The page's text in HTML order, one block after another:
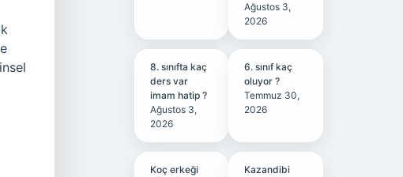
Ağustos 3,
2026
8. sınıfta kaç
ders var
imam hatip ?
Ağustos 3,
2026
6. sınıf kaç
oluyor ?
Temmuz 30,
2026
Koç erkeği
Kazandibi